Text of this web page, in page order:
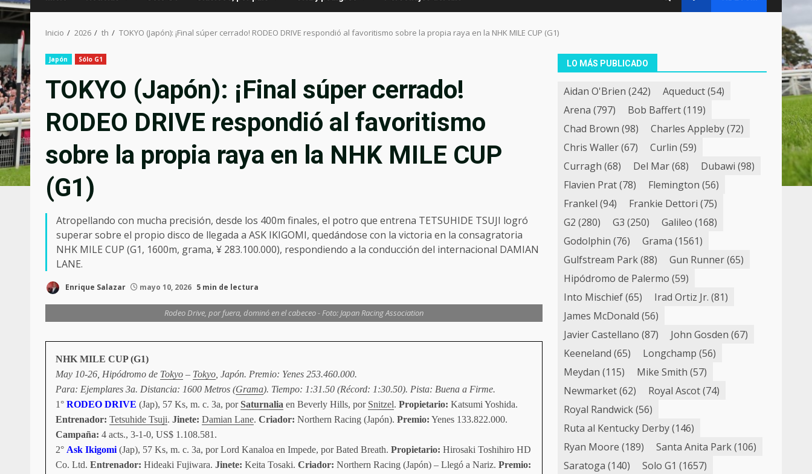
Inicio 2026 th TOKYO (Japón): ¡Final súper cerrado! RODEO DRIVE respondió al favoritismo sobre la propia raya en la NHK MILE CUP (G1)
Japón Sólo G1
TOKYO (Japón): ¡Final súper cerrado!
RODEO DRIVE respondió al favoritismo
sobre la propia raya en la NHK MILE CUP
(G1)
Atropellando con mucha precisión, desde los 400m finales, el potro que entrena TETSUHIDE TSUJI logró
superar sobre el propio disco de llegada a ASK IKIGOMI, quedándose con la victoria en la consagratoria
NHK MILE CUP (G1, 1600m, grama, ¥ 283.100.000), respondiendo a la conducción del internacional DAMIAN
LANE.
Enrique Salazar mayo 10, 2026 5 min de lectura
Rodeo Drive, por fuera, dominó en el cabeceo - Foto: Japan Racing Association
NHK MILE CUP (G1)
May 10-26, Hipódromo de Tokyo – Tokyo , Japón. Premio: Yenes 253.460.000.
Para: Ejemplares 3a. Distancia: 1600 Metros (Grama). Tiempo: 1:31.50 (Récord: 1:30.50). Pista: Buena a Firme.
1° RODEO DRIVE (Jap), 57 Ks, m. c. 3a, porSaturnalia en Beverly Hills, por Snitzel. Propietario: Katsumi Yoshida.
Entrenador: Tetsuhide Tsuji. Jinete: Damian Lane. Criador: Northern Racing (Japón). Premio: Yenes 133.822.000.
Campaña: 4 acts., 3-1-0, US$ 1.108.581.
2° Ask Ikigomi (Jap), 57 Ks, m. c. 3a, por Lord Kanaloa en Impede, por Bated Breath. Propietario: Hirosaki Toshihiro HD
Co. Ltd. Entrenador: Hideaki Fujiwara. Jinete: Keita Tosaki. Criador: Northern Racing (Japón) – Llegó a Nariz. Premio:
LO MÁS PUBLICADO
Aidan O'Brien (242) Aqueduct(54)
Arena (797) Bob Baffert(119)
Chad Brown (98) Charles Appleby(72)
Chris Waller(67) Curlin (59)
Curragh (68) Del Mar(68) Dubawi (98)
Flavien Prat(78) Flemington (56)
Frankel (94) Frankie Dettori (75)
G2 (280) G3 (250) Galileo (168)
Godolphin (76) Grama (1561)
Gulfstream Park(88) Gun Runner(65)
Hipódromo de Palermo (59)
Into Mischief(65) Irad Ortiz Jr. (81)
James McDonald (56)
Javier Castellano (87) John Gosden (67)
Keeneland (65) Longchamp (56)
Meydan (115) Mike Smith (57)
Newmarket(62) Royal Ascot(74)
Royal Randwick(56)
Ruta al Kentucky Derby(146)
Ryan Moore (189) Santa Anita Park(106)
Saratoga (140) Solo G1 (1657)